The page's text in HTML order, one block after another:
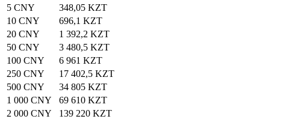
5 CNY
348,05 KZT
10 CNY
696,1 KZT
20 CNY
1 392,2 KZT
50 CNY
3 480,5 KZT
100 CNY
6 961 KZT
250 CNY
17 402,5 KZT
500 CNY
34 805 KZT
1 000 CNY
69 610 KZT
2 000 CNY
139 220 KZT